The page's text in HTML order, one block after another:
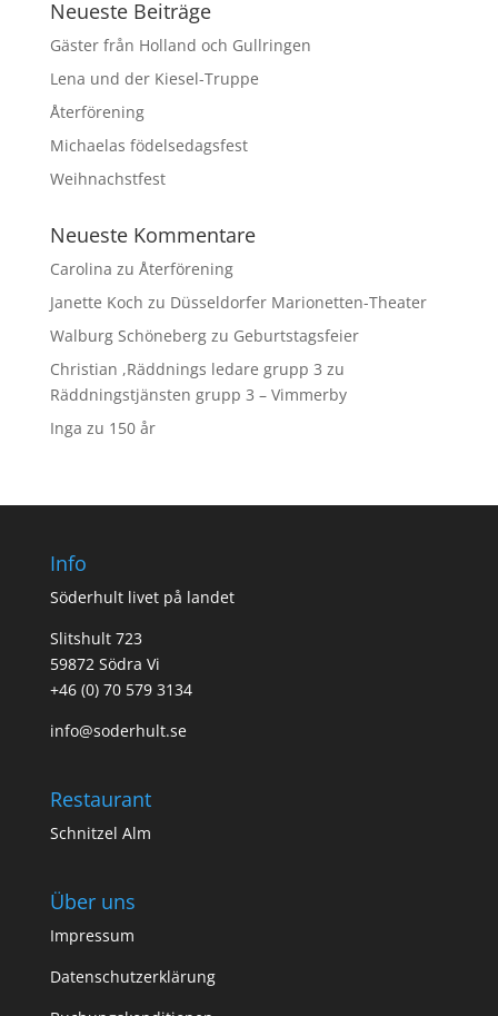
Neueste Beiträge
Gäster från Holland och Gullringen
Lena und der Kiesel-Truppe
Återförening
Michaelas födelsedagsfest
Weihnachstfest
Neueste Kommentare
Carolina zu Återförening
Janette Koch zu Düsseldorfer Marionetten-Theater
Walburg Schönebergzu Geburtstagsfeier
Christian ,Räddnings ledare grupp 3 zu
Räddningstjänsten grupp 3 – Vimmerby
Inga zu 150 år
Info
Söderhult livet på landet
Slitshult 723
59872 Södra Vi
+46 (0) 70 579 3134
info@soderhult.se
Restaurant
Schnitzel Alm
Über uns
Impressum
Datenschutzerklärung